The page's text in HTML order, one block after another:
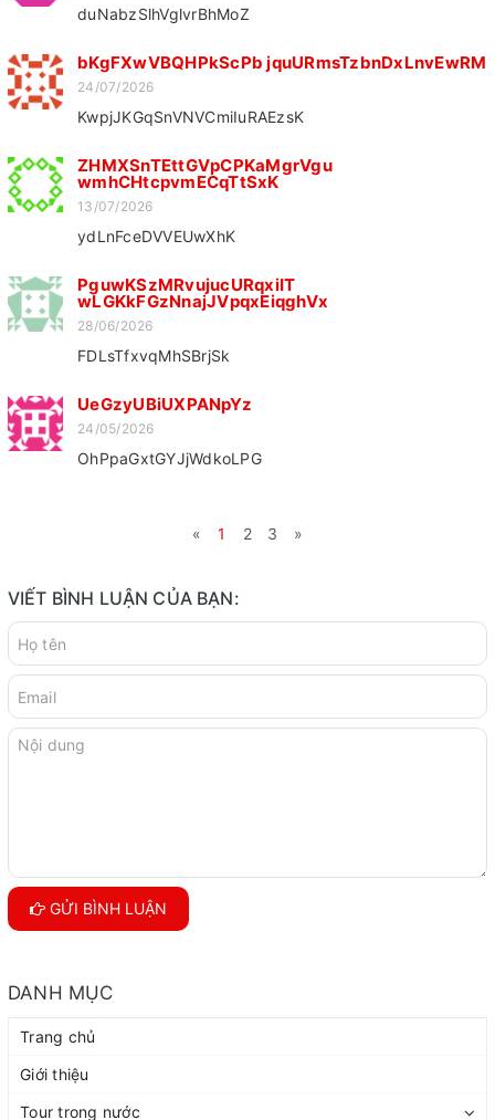
duNabzSlhVglvrBhMoZ
bKgFXwVBQHPkScPb jquURmsTzbnDxLnvEwRM
24/07/2026
KwpjJKGqSnVNVCmiIuRAEzsK
ZHMXSnTEttGVpCPKaMgrVgu
wmhCHtcpvmECqTtSxK
13/07/2026
ydLnFceDVVEUwXhK
PguwKSzMRvujucURqxiIT
wLGKkFGzNnajJVpqxEiqghVx
28/06/2026
FDLsTfxvqMhSBrjSk
UeGzyUBiUXPANpYz
24/05/2026
OhPpaGxtGYJjWdkoLPG
« 1 2 3 »
VIẾT BÌNH LUẬN CỦA BẠN:
GỬI BÌNH LUẬN
DANH MỤC
Trang chủ
Giới thiệu
Tour trong nước